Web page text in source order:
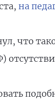
на
что